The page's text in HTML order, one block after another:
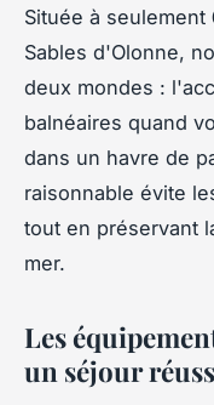
Située à seulement
Sables d'Olonne,
deux mondes :
balnéaires quand
dans un havre de
raisonnable évite
tout en préservant
mer.
Les
un séjour